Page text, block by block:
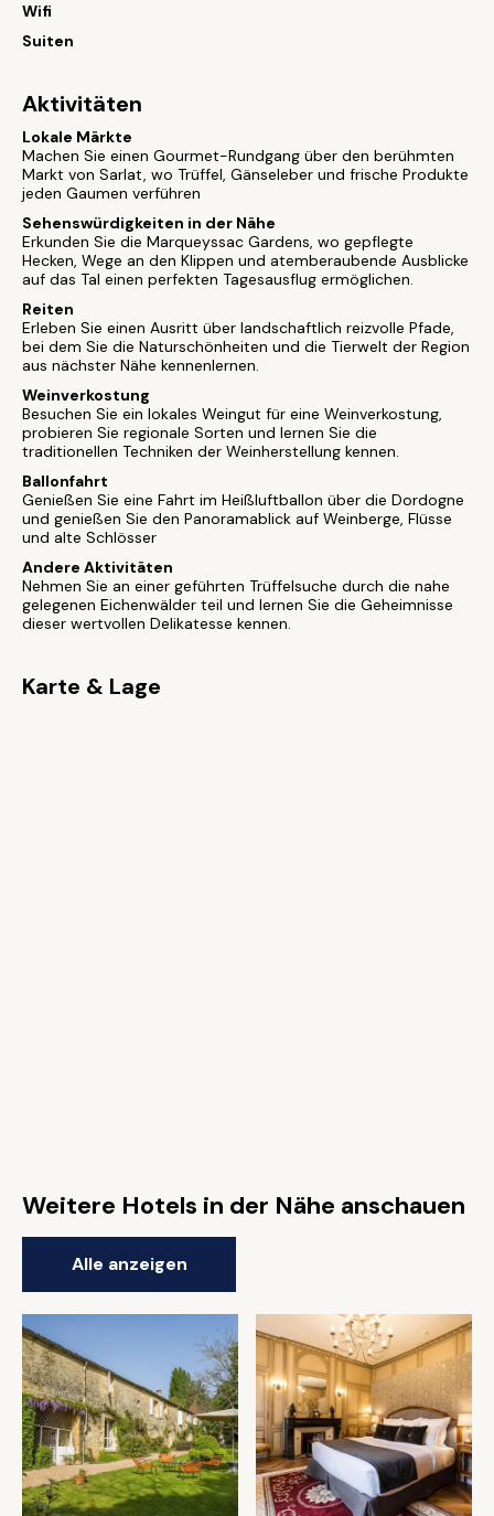
Wifi
Suiten
Aktivitäten
Lokale Märkte
Machen Sie einen Gourmet-Rundgang über den berühmten
Markt von Sarlat, wo Trüffel, Gänseleber und frische Produkte
jeden Gaumen verführen
Sehenswürdigkeiten in der Nähe
Erkunden Sie die Marqueyssac Gardens, wo gepflegte
Hecken, Wege an den Klippen und atemberaubende Ausblicke
auf das Tal einen perfekten Tagesausflug ermöglichen.
Reiten
Erleben Sie einen Ausritt über landschaftlich reizvolle Pfade,
bei dem Sie die Naturschönheiten und die Tierwelt der Region
aus nächster Nähe kennenlernen.
Weinverkostung
Besuchen Sie ein lokales Weingut für eine Weinverkostung,
probieren Sie regionale Sorten und lernen Sie die
traditionellen Techniken der Weinherstellung kennen.
Ballonfahrt
Genießen Sie eine Fahrt im Heißluftballon über die Dordogne
und genießen Sie den Panoramablick auf Weinberge, Flüsse
und alte Schlösser
Andere Aktivitäten
Nehmen Sie an einer geführten Trüffelsuche durch die nahe
gelegenen Eichenwälder teil und lernen Sie die Geheimnisse
dieser wertvollen Delikatesse kennen.
Karte & Lage
Weitere Hotels in der Nähe anschauen
Alle anzeigen